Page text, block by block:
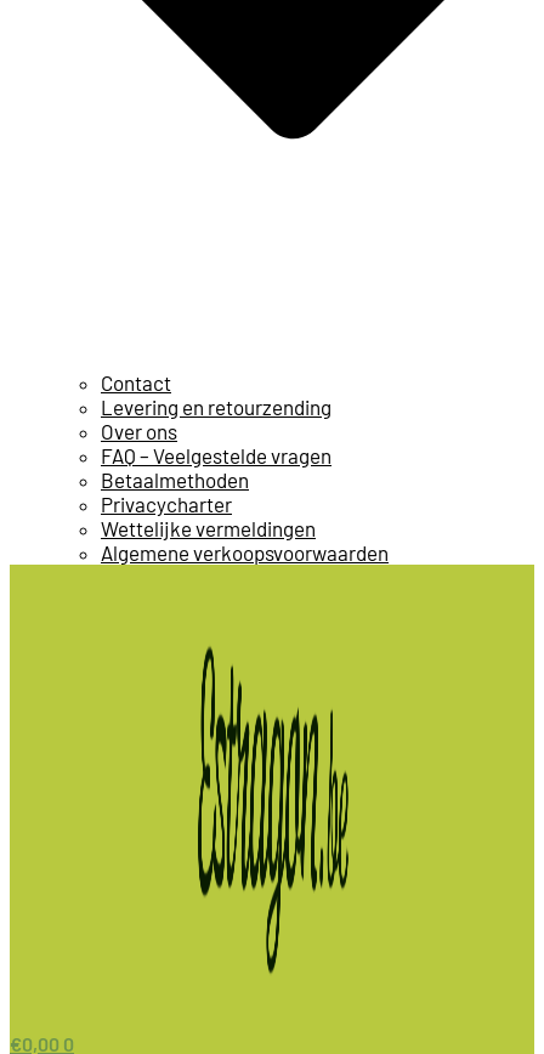
Contact
Levering en retourzending
Over ons
FAQ – Veelgestelde vragen
Betaalmethoden
Privacycharter
Wettelijke vermeldingen
Algemene verkoopsvoorwaarden
€0,00 0